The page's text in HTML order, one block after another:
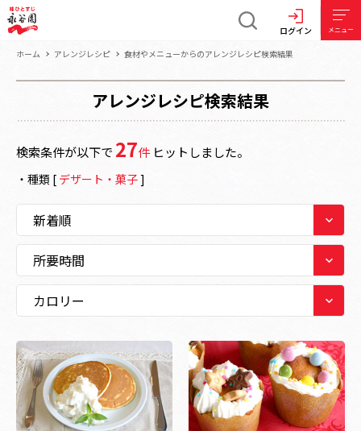
ログイン メニュー
ホーム アレンジレシピ 食材やメニューからのアレンジレシピ検索結果
アレンジレシピ検索結果
検索条件が以下で 27件 ヒットしました。
・ 種類 [ デザート・菓子 ]